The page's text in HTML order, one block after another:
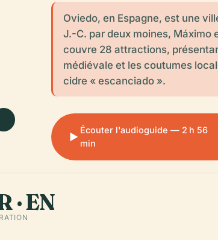
Oviedo, en Espagne, est une
J.-C. par deux moines, Máximo
couvre 28 attractions,
médiévale et les coutumes
cidre « escanciado ».
Écouter l'audioguide — 2 h 56
min
· EN